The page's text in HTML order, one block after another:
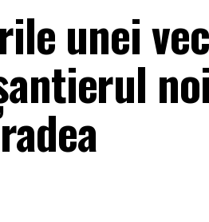
unei